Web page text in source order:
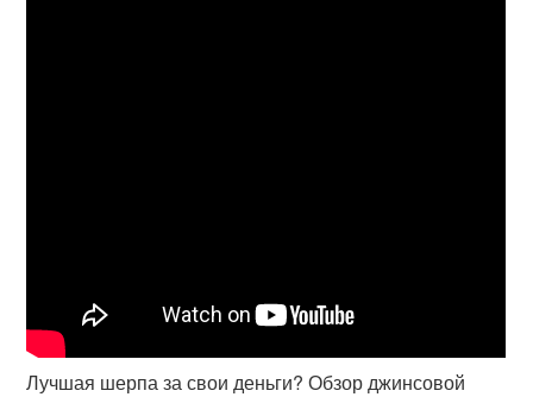
Лучшая шерпа за свои деньги? Обзор джинсовой